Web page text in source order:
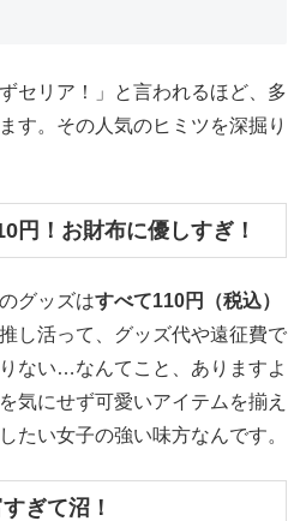
セリア！」と言われるほど、多
す。その人気のヒミツを深掘り
円！お財布に優しすぎ！
グッズはすべて110円（税込）
し活って、グッズ代や遠征費で
ない…なんてこと、ありますよ
気にせず可愛いアイテムを揃え
たい女子の強い味方なんです。
ぎて沼！